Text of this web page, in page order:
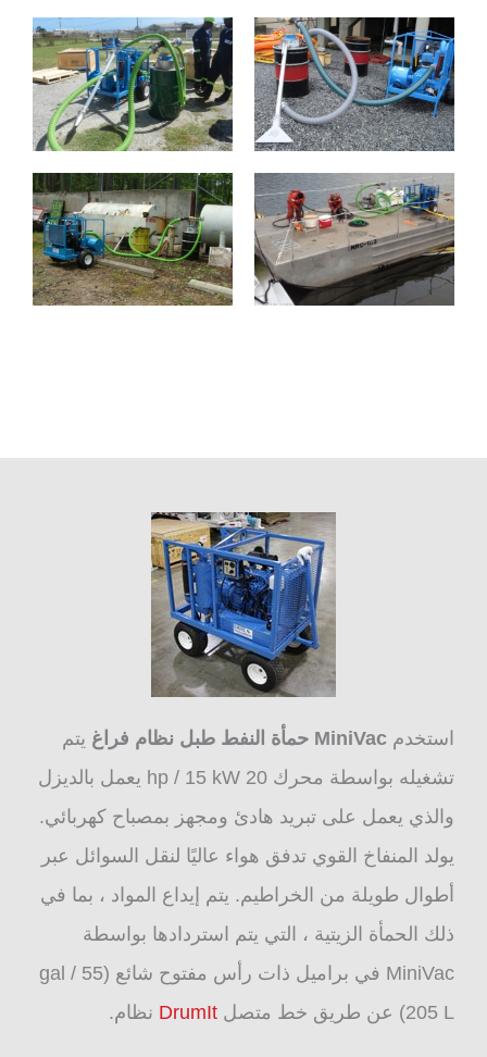
استخدم MiniVac حمأة النفط طبل نظام فراغ
يتم
تشغيله بواسطة محرك 20 hp / 15 kW يعمل بالديزل
والذي يعمل على تبريد هادئ ومجهز بمصباح كهربائي.
يولد المنفاخ القوي تدفق هواء عاليًا لنقل السوائل عبر
أطوال طويلة من الخراطيم. يتم إيداع المواد ، بما في
ذلك الحمأة الزيتية ، التي يتم استردادها بواسطة
MiniVac في براميل ذات رأس مفتوح شائع (55 gal /
205 L) عن طريق خط متصل
DrumIt نظام.